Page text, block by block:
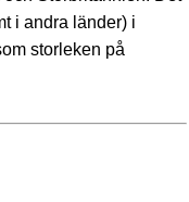
i andra länder) i
storleken på